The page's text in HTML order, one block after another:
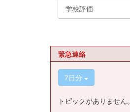
学校評価
緊急連絡
7日分
トピックがありません。